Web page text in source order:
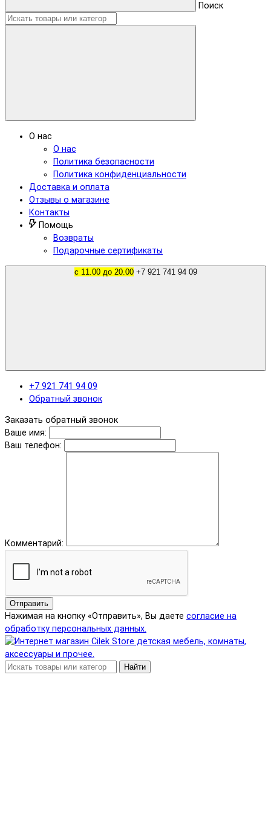
Поиск
О нас
О нас
Политика безопасности
Политика конфиденциальности
Доставка и оплата
Отзывы о магазине
Контакты
Помощь
Возвраты
Подарочные сертификаты
с 11.00 до 20.00 +7 921 741 94 09
+7 921 741 94 09
Обратный звонок
Заказать обратный звонок
Ваше имя:
Ваш телефон:
Комментарий:
Отправить
Нажимая на кнопку «Отправить», Вы даете согласие на
обработку персональных данных.
Найти